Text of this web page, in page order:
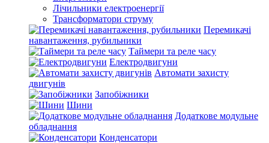
Лічильники електроенергії
Трансформатори струму
Перемикачі
навантаження, рубильники
Таймери та реле часу
Електродвигуни
Автомати захисту
двигунів
Запобіжники
Шини
Додаткове модульне
обладнання
Конденсатори